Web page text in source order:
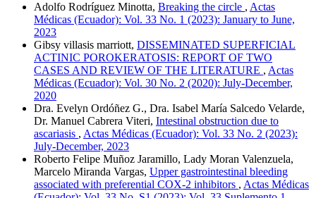
Adolfo Rodríguez Minotta, Breaking the circle , Actas
Médicas (Ecuador): Vol. 33 No. 1 (2023): January to June,
2023
Gibsy villasis marriott, DISSEMINATED SUPERFICIAL
ACTINIC POROKERATOSIS: REPORT OF TWO
CASES AND REVIEW OF THE LITERATURE , Actas
Médicas (Ecuador): Vol. 30 No. 2 (2020): July-December,
2020
Dra. Evelyn Ordóñez G., Dra. Isabel María Salcedo Velarde,
Dr. Manuel Cabrera Viteri, Intestinal obstruction due to
ascariasis , Actas Médicas (Ecuador): Vol. 33 No. 2 (2023):
July-December, 2023
Roberto Felipe Muñoz Jaramillo, Lady Moran Valenzuela,
Marcelo Miranda Vargas, Upper gastrointestinal bleeding
associated with preferential COX-2 inhibitors , Actas Médicas